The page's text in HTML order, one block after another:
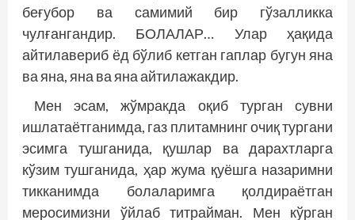
беғубор ва самимий бир гўзалликка
чулғангандир. БОЛАЛАР… Улар ҳақида
айтилавериб ёд бўлиб кетган гаплар бугун яна
ва яна, яна ва яна айтилажакдир.
Мен эсам, жўмракда оқиб турган сувни
ишлатаётганимда, газ плитамнинг очиқ тургани
эсимга тушганида, қушлар ва дарахтларга
кўзим тушганида, ҳар жума қуёшга назаримни
тикканимда болаларимга қолдираётган
меросимизни ўйлаб титрайман. Мен кўрган